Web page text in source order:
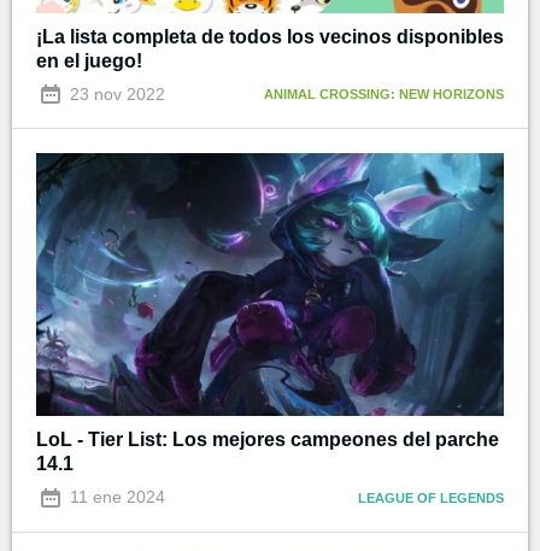
¡La lista completa de todos los vecinos disponibles
en el juego!
23 nov 2022 ANIMAL CROSSING: NEW HORIZONS
LoL - Tier List: Los mejores campeones del parche
14.1
11 ene 2024 LEAGUE OF LEGENDS